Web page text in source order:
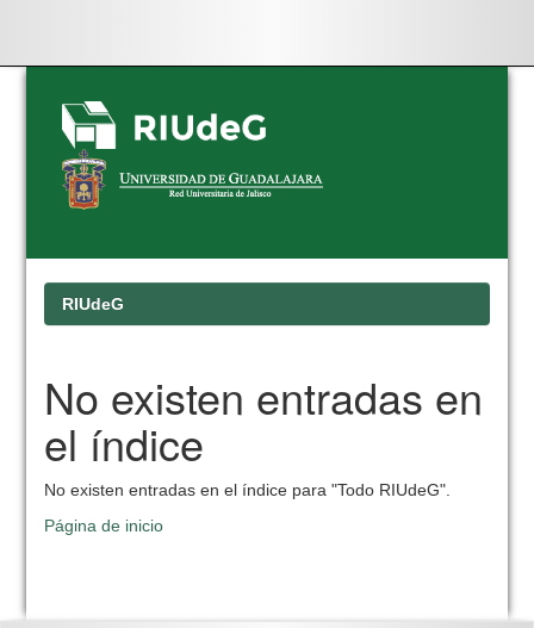
Skip
navigation
RIUdeG
No existen entradas en
el índice
No existen entradas en el índice para "Todo RIUdeG".
Página de inicio